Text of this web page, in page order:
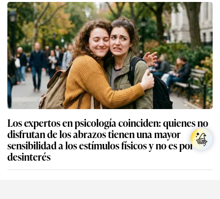
Los expertos en psicología coinciden: quienes no
disfrutan de los abrazos tienen una mayor
sensibilidad a los estímulos físicos y no es por
desinterés